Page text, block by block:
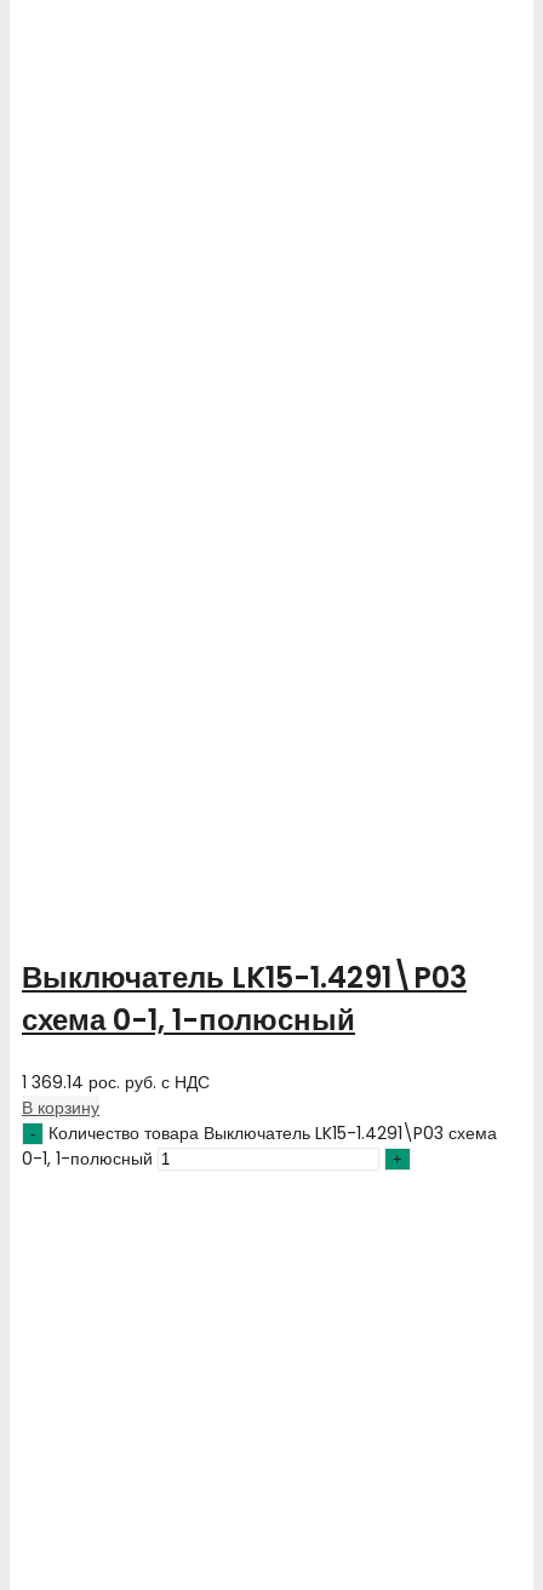
Выключатель LK15-1.4291\P03
схема 0-1, 1-полюсный
1 369.14 рос. руб. с НДС
В корзину
Количество товара Выключатель LK15-1.4291\P03 схема
0-1, 1-полюсный